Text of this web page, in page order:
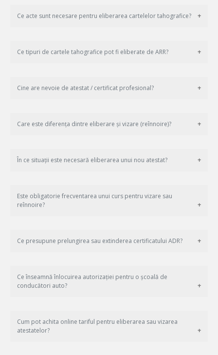
Ce acte sunt necesare pentru eliberarea cartelelor tahografice?
Ce tipuri de cartele tahografice pot fi eliberate de ARR?
Cine are nevoie de atestat / certificat profesional?
Care este diferența dintre eliberare și vizare (reînnoire)?
În ce situații este necesară eliberarea unui nou atestat?
Este obligatorie frecventarea unui curs pentru vizare sau
reînnoire?
Ce presupune prelungirea sau extinderea certificatului ADR?
Ce înseamnă înlocuirea autorizației pentru o școală de
conducători auto?
Cum pot achita online tariful pentru eliberarea sau vizarea
atestatelor?